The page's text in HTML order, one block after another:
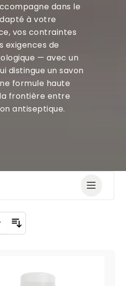
dans le
à votre
vos contraintes
exigences de
— avec un
distingue un savon
formule haute
frontière entre
antiseptique.